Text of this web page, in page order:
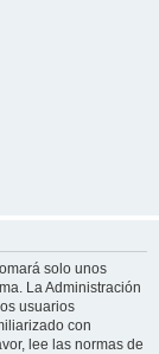
solo unos
La Administración
usuarios
con
lee las normas de